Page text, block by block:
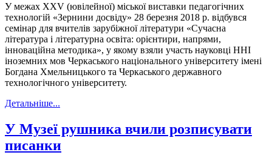
У межах ХХV (ювілейної) міської виставки педагогічних
технологій «Зернини досвіду» 28 березня 2018 р. відбувся
семінар для вчителів зарубіжної літератури «Сучасна
література і літературна освіта: орієнтири, напрями,
інноваційна методика», у якому взяли участь науковці ННІ
іноземних мов Черкаського національного університету імені
Богдана Хмельницького та Черкаського державного
технологічного університету.
Детальніше...
У Музеї рушника вчили розписувати
писанки